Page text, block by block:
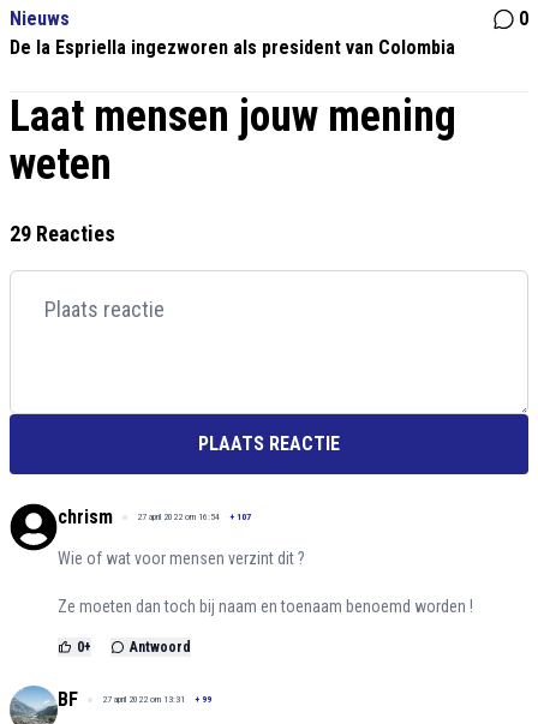
Nieuws
0
De la Espriella ingezworen als president van Colombia
Laat mensen jouw mening
weten
29 Reacties
PLAATS REACTIE
chrism 27 april 2022 om 16:54 + 107
Wie of wat voor mensen verzint dit ?
Ze moeten dan toch bij naam en toenaam benoemd worden !
0+ Antwoord
BF 27 april 2022 om 13:31 + 99